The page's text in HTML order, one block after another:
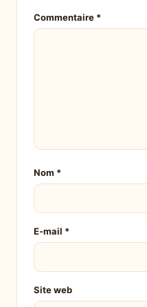
Commentaire *
Nom *
E-mail *
Site web